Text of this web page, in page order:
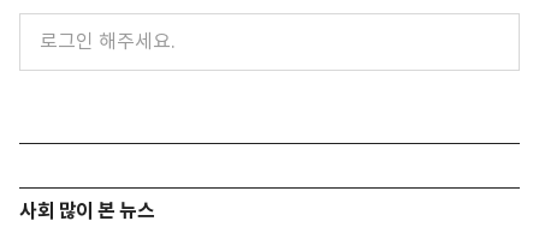
사회 많이 본 뉴스